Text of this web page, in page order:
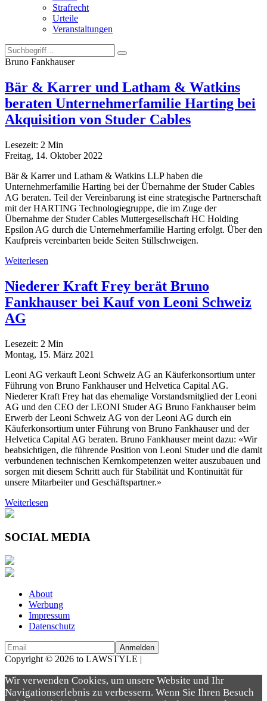
Strafrecht
Urteile
Veranstaltungen
Bruno Fankhauser
Bär & Karrer und Latham & Watkins
beraten Unternehmerfamilie Harting bei
Akquisition von Studer Cables
Lesezeit: 2 Min
Freitag, 14. Oktober 2022
Bär & Karrer und Latham & Watkins LLP haben die
Unternehmerfamilie Harting bei der Übernahme der Studer Cables
AG beraten. Teil der Vereinbarung ist eine strategische Partnerschaft
mit der HARTING Technologiegruppe, die im Zuge der
Übernahme der Studer Cables Muttergesellschaft HC Holding
Epsilon AG durch die Unternehmerfamilie Harting erfolgt. Über den
Kaufpreis vereinbarten beide Seiten Stillschweigen.
Weiterlesen
Niederer Kraft Frey berät Bruno
Fankhauser bei Kauf von Leoni Schweiz
AG
Lesezeit: 2 Min
Montag, 15. März 2021
Leoni AG verkauft Leoni Schweiz AG an Käuferkonsortium unter
Führung von Bruno Fankhauser und Helvetica Capital AG.
Niederer Kraft Frey hat das ehemalige Vorstandsmitglied der Leoni
AG und den CEO der LEONI Studer AG Bruno Fankhauser beim
Erwerb der Leoni Schweiz AG von der Leoni AG durch ein
Käuferkonsortium unter Führung von Bruno Fankhauser und der
Helvetica Capital AG beraten. Bruno Fankhauser meint dazu: «Wir
beabsichtigen, die führende Position von Leoni Studer und die damit
verbundenen technischen Kernkompetenzen weiter auszubauen und
sorgen mit diesem Schritt auch für Stabilität und Kontinuität für
unsere Mitarbeiter und Geschäftspartner.»
Weiterlesen
SOCIAL MEDIA
About
Werbung
Impressum
Datenschutz
Copyright © 2026 to LAWSTYLE |
Wir verwenden Cookies, um unsere Website und Ihr
Navigationserlebnis zu verbessern. Wenn Sie Ihren Besuch